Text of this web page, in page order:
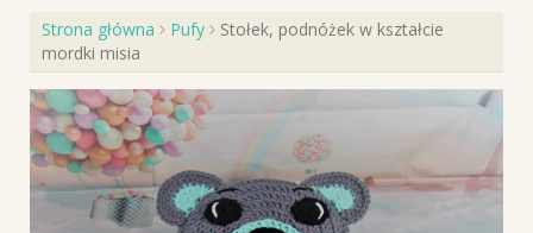
Strona główna Pufy
Stołek, podnóżek w kształcie
mordki misia